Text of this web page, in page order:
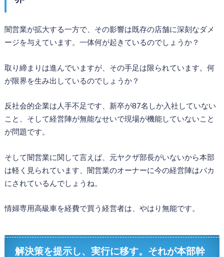
闇営業が拡大する一方で、その影響は既存の店舗に深刻なダメ
ージを与えています。一体何が起きているのでしょうか？
取り締まりは進んでいますが、その手足は限られています。何
が限界を生み出しているのでしょうか？
反社会的企業は人手不足です、新卒が87名しか入社していない
こと、そして経営陣が無能なせいで現場が機能していないこと
が問題です。
そして闇営業に関して言えば、元ヤクザ部長がいないから本部
は軽く見られています、闇営業のオーナーに今の経営陣はバカ
にされているんでしょうね。
情婦専用高級車を経費で買う経営者は、やはり無能です。
解決策を提示し、実行に移す。それが本部幹